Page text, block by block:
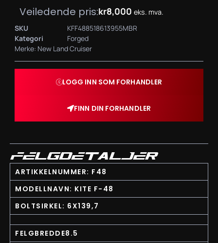
Veiledende pris:kr8,000 eks. mva.
SKU
KFF488518613955MBR
Kategori
Forged
Merke: New Land Cruiser
LOGG INN SOM FORHANDLER
FINN DIN FORHANDLER
FELGDETALJER
ARTIKKELNUMMER: F48
MODELLNAVN: KITE F-48
BOLTSIRKEL: 6X139,7
FELGBREDDE8.5